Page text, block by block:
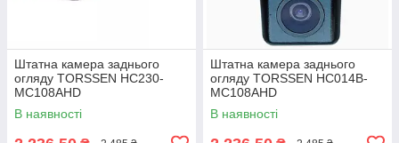
Штатна камера заднього
огляду TORSSEN HC230-
MC108AHD
В наявності
Штатна камера заднього
огляду TORSSEN HC014B-
MC108AHD
В наявності